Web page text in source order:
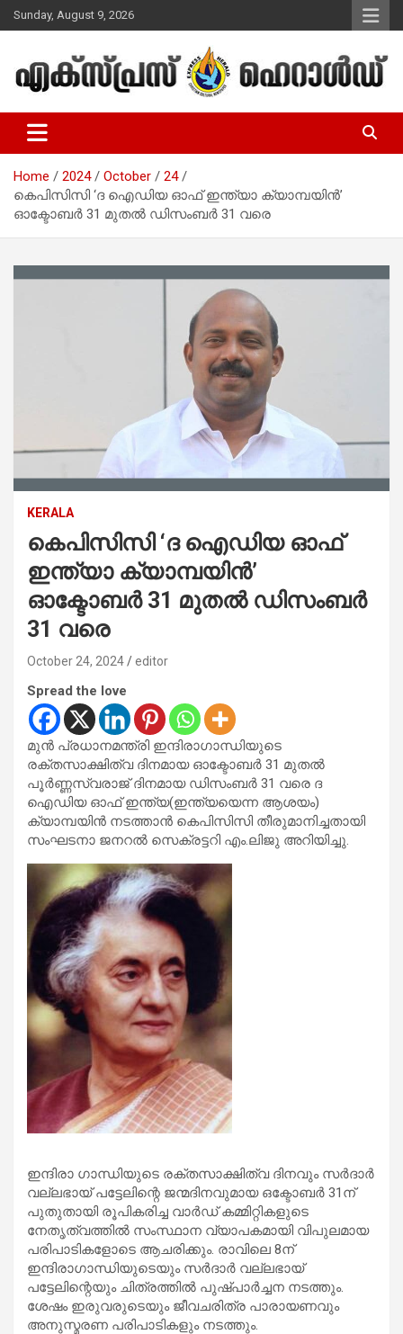
Skip
to
Sunday, August 9, 2026
Express Herald – Malayalam
Christian News
Home 2024 October
24
കെപിസിസി ‘ദ ഐഡിയ ഓഫ് ഇന്ത്യാ ക്യാമ്പയിന്‍’
ഓക്ടോബര്‍ 31 മുതല്‍ ഡിസംബര്‍ 31 വരെ
KERALA
കെപിസിസി ‘ദ ഐഡിയ ഓഫ്
ഇന്ത്യാ ക്യാമ്പയിന്‍’
ഓക്ടോബര്‍ 31 മുതല്‍ ഡിസംബര്‍
31 വരെ
October 24, 2024 editor
Spread the love
മുന്‍ പ്രധാനമന്ത്രി ഇന്ദിരാഗാന്ധിയുടെ
രക്തസാക്ഷിത്വ ദിനമായ ഓക്ടോബര്‍ 31 മുതല്‍
പൂര്‍ണ്ണസ്വരാജ് ദിനമായ ഡിസംബര്‍ 31 വരെ ദ
ഐഡിയ ഓഫ് ഇന്ത്യ(ഇന്ത്യയെന്ന ആശയം)
ക്യാമ്പയിന്‍ നടത്താന്‍ കെപിസിസി തീരുമാനിച്ചതായി
സംഘടനാ ജനറല്‍ സെക്രട്ടറി എം.ലിജു അറിയിച്ചു.
ഇന്ദിരാ ഗാന്ധിയുടെ രക്തസാക്ഷിത്വ ദിനവും സര്‍ദാര്‍
വല്ലഭായ് പട്ടേലിന്റെ ജന്മദിനവുമായ ഒക്ടോബര്‍ 31ന്
പുതുതായി രൂപികരിച്ച വാര്‍ഡ് കമ്മിറ്റികളുടെ
നേതൃത്വത്തില്‍ സംസ്ഥാന വ്യാപകമായി വിപുലമായ
പരിപാടികളോടെ ആചരിക്കും. രാവിലെ 8ന്
ഇന്ദിരാഗാന്ധിയുടെയും സര്‍ദാര്‍ വല്ലഭായ്
പട്ടേലിന്റെയും ചിത്രത്തില്‍ പുഷ്പാര്‍ച്ചന നടത്തും.
ശേഷം ഇരുവരുടെയും ജീവചരിത്ര പാരായണവും
അനുസ്മരണ പരിപാടികളും നടത്തും.